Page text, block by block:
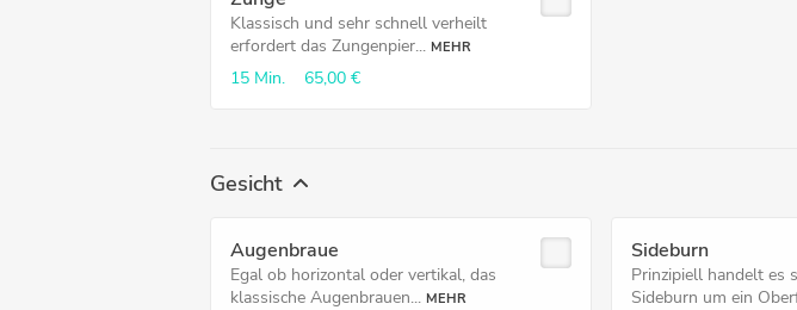
Klassisch und sehr schnell verheilt
erfordert das Zungenpier... MEHR
15 Min. 65,00 €
Gesicht
Augenbraue
Egal ob horizontal oder vertikal, das
klassische Augenbrauen... MEHR
Sideburn
Prinzipiell handelt es
Sideburn um ein